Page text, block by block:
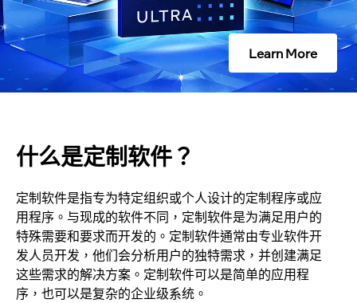
Learn More
什么是定制软件？
定制软件是指专为特定组织或个人设计的定制程序或应
用程序。与现成的软件不同，定制软件是为满足用户的
特殊需要和要求而开发的。定制软件通常由专业软件开
发人员开发，他们会分析用户的独特需求，并创建满足
这些需求的解决方案。定制软件可以是简单的应用程
序，也可以是复杂的企业级系统。